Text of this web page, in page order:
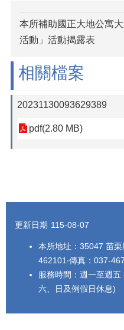
本所補助國正大地公寓
活動」活動揭露表
相關檔案
20231130093629389
pdf(2.80 MB)
:::
更新日期 115-08-07
本所地址：35047 苗
462101‧傳真：037-
服務時間：週一至週
六、日及例假日休息)